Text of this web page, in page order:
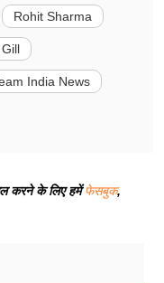
Rohit Sharma
India News
करने के लिए हमेंफेसबुक,